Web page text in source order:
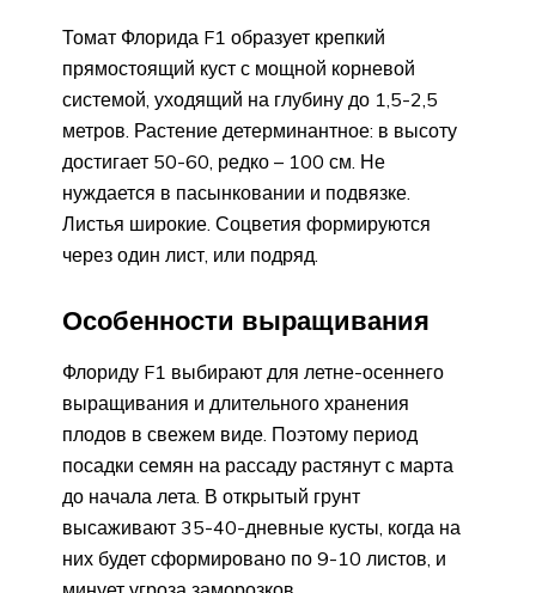
Томат Флорида F1 образует крепкий
прямостоящий куст с мощной корневой
системой, уходящий на глубину до 1,5-2,5
метров. Растение детерминантное: в высоту
достигает 50-60, редко – 100 см. Не
нуждается в пасынковании и подвязке.
Листья широкие. Соцветия формируются
через один лист, или подряд.
Особенности выращивания
Флориду F1 выбирают для летне-осеннего
выращивания и длительного хранения
плодов в свежем виде. Поэтому период
посадки семян на рассаду растянут с марта
до начала лета. В открытый грунт
высаживают 35-40-дневные кусты, когда на
них будет сформировано по 9-10 листов, и